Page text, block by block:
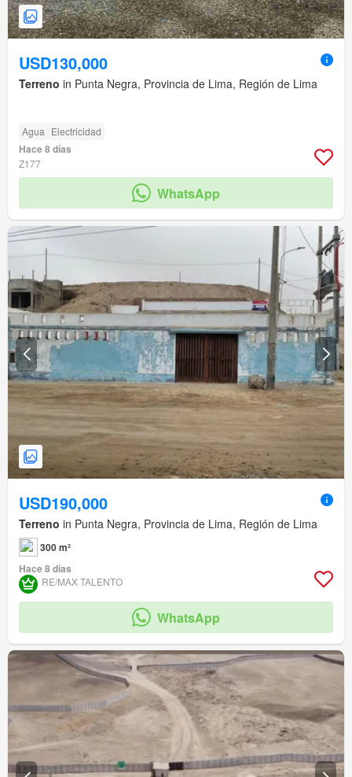
USD130,000
Terreno in Punta Negra, Provincia de Lima, Región de Lima
Agua Electricidad
Hace 8 días
Z177
WhatsApp
USD190,000
Terreno in Punta Negra, Provincia de Lima, Región de Lima
300 m²
Hace 8 días
RE/MAX TALENTO
WhatsApp